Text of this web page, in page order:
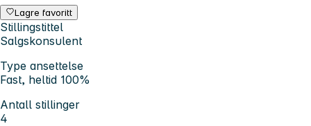
Lagre favoritt
Stillingstittel
Salgskonsulent
Type ansettelse
Fast, heltid 100%
Antall stillinger
4